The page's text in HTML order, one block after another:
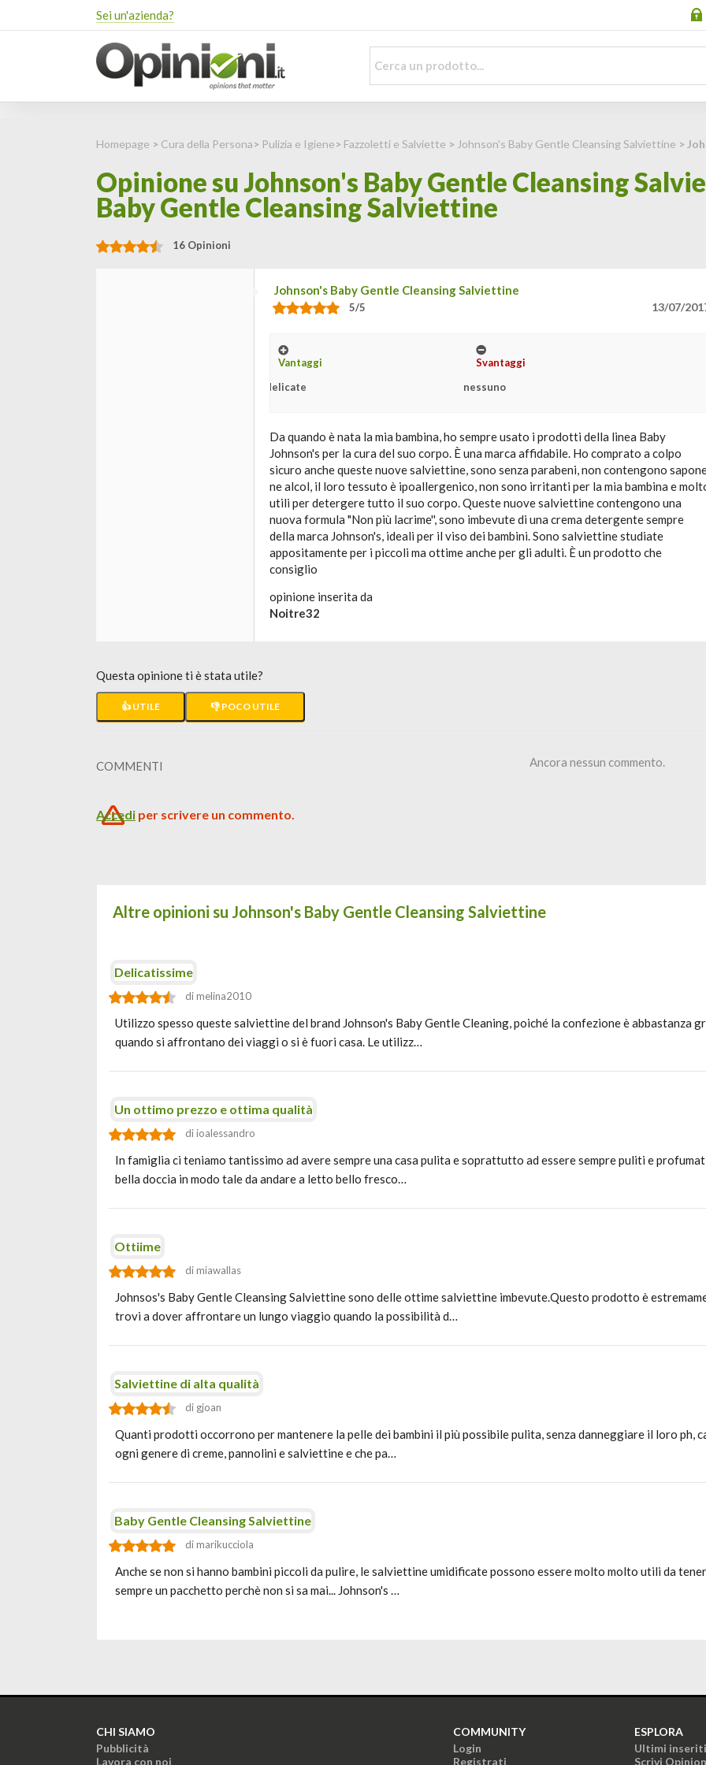
Sei un'azienda?
Homepage > Cura della Persona> Pulizia e Igiene> Fazzoletti e Salviette > Johnson's Baby Gentle Cleansing Salviettine >
Opinione su Johnson's Baby Gentle Cleansing
Baby Gentle Cleansing Salviettine
16 Opinioni
Johnson's Baby Gentle Cleansing Salviettine
5/5 13/07/
Vantaggi
delicate
Svantaggi
nessuno
Da quando è nata la mia bambina, ho sempre usato i prodotti della linea Baby
Johnson's per la cura del suo corpo. È una marca affidabile. Ho comprato a colpo
sicuro anche queste nuove salviettine, sono senza parabeni, non contengono
ne alcol, il loro tessuto è ipoallergenico, non sono irritanti per la mia bambina e
utili per detergere tutto il suo corpo. Queste nuove salviettine contengono una
nuova formula "Non più lacrime'', sono imbevute di una crema detergente sempre
della marca Johnson's, ideali per il viso dei bambini. Sono salviettine studiate
appositamente per i piccoli ma ottime anche per gli adulti. È un prodotto che
consiglio
opinione inserita da
Noitre32
Questa opinione ti è stata utile?
👍 UTILE 👎 POCO UTILE
COMMENTI Ancora nessun commento.
Accedi per scrivere un commento.
Altre opinioni su Johnson's Baby Gentle Cleansing Salviettine
Delicatissime
di melina2010
Utilizzo spesso queste salviettine del brand Johnson's Baby Gentle Cleaning, poiché la confezione è abbastanza
quando si affrontano dei viaggi o si è fuori casa. Le utilizz…
Un ottimo prezzo e ottima qualità
di ioalessandro
In famiglia ci teniamo tantissimo ad avere sempre una casa pulita e soprattutto ad essere sempre puliti e
bella doccia in modo tale da andare a letto bello fresco…
Ottiime
di miawallas
Johnsos's Baby Gentle Cleansing Salviettine sono delle ottime salviettine imbevute.Questo prodotto è
trovi a dover affrontare un lungo viaggio quando la possibilità d…
Salviettine di alta qualità
di gjoan
Quanti prodotti occorrono per mantenere la pelle dei bambini il più possibile pulita, senza danneggiare il loro ph,
ogni genere di creme, pannolini e salviettine e che pa…
Baby Gentle Cleansing Salviettine
di marikucciola
Anche se non si hanno bambini piccoli da pulire, le salviettine umidificate possono essere molto molto utili da
sempre un pacchetto perchè non si sa mai... Johnson's …
CHI SIAMO
Pubblicità
Lavora con noi
COMMUNITY
Login
Registrati
ESPLORA
Ultimi inseriti
Scrivi